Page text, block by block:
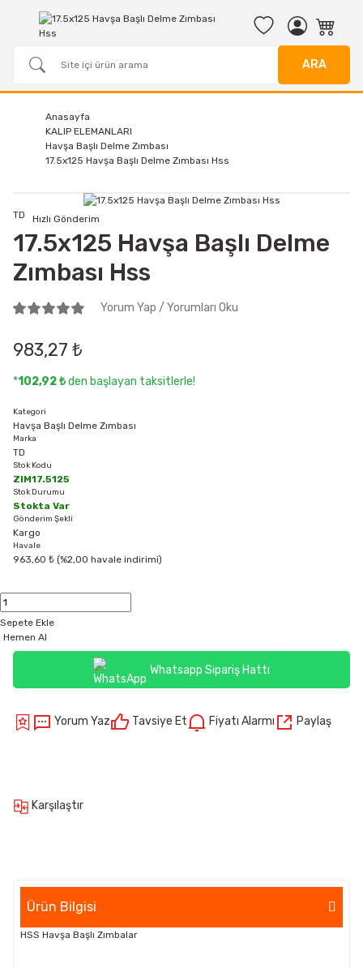
ARA
Anasayfa
KALIP ELEMANLARI
Havşa Başlı Delme Zımbası
17.5x125 Havşa Başlı Delme Zımbası Hss
Hızlı Gönderim
TD
17.5x125 Havşa Başlı Delme
Zımbası Hss
Yorum Yap / Yorumları Oku
983,27 ₺
*102,92 ₺den başlayan taksitlerle!
Kategori
Havşa Başlı Delme Zımbası
Marka
TD
Stok Kodu
ZIM17.5125
Stok Durumu
Stokta Var
Gönderim Şekli
Kargo
Havale
963,60 ₺ (%2,00 havale indirimi)
Sepete Ekle
Hemen Al
Whatsapp Sipariş Hattı
Yorum Yaz Tavsiye Et Fiyatı Alarmı Paylaş
Karşılaştır
Ürün Bilgisi
HSS Havşa Başlı Zımbalar